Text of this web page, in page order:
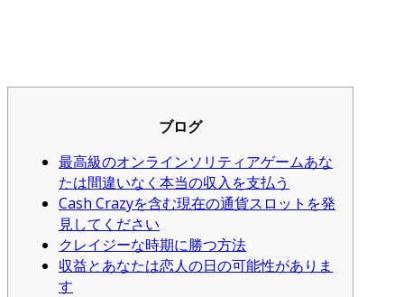
ブログ
最高級のオンラインソリティアゲームあな
たは間違いなく本当の収入を支払う
Cash Crazyを含む現在の通貨スロットを発
見してください
クレイジーな時期に勝つ方法
収益とあなたは恋人の日の可能性がありま
す